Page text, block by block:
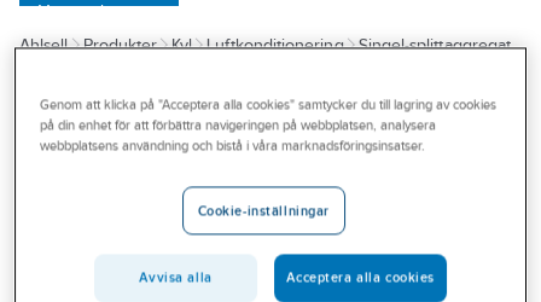
Varumärken
Kampanjer
Outlet
Branscher
Ahlsell Produkter Kyl Luftkonditionering
Singel-splittaggregat
INNOVA
Innova Balance
II
INNOVA
VÄRMEPUMP
IGZCH12NI/O-2 SATS
Genom att klicka på "Acceptera alla cookies" samtycker du till lagring av cookies
på din enhet för att förbättra navigeringen på webbplatsen, analysera
webbplatsens användning och bistå i våra marknadsföringsinsatser.
Cookie-inställningar
Avvisa alla Acceptera alla cookies